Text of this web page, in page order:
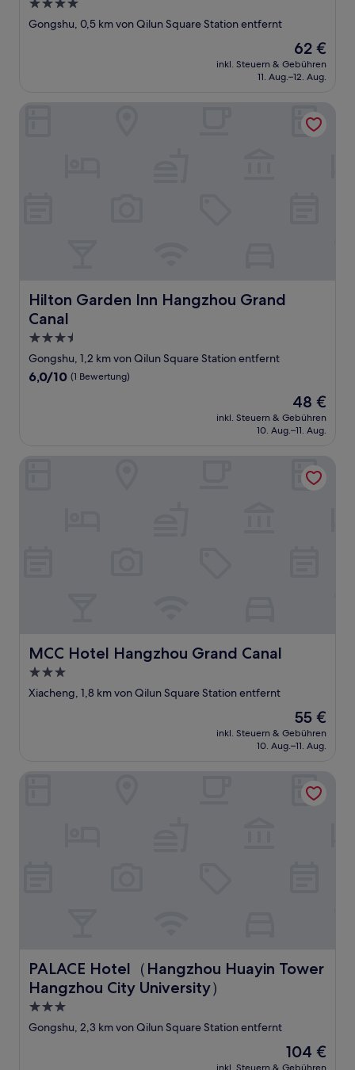
4.0-
Sterne-
Gongshu, 0,5 km von Qilun Square Station entfernt
Der
Preis
beträgt
62 €
inkl. Steuern & Gebühren
11. Aug.–12. Aug.
Hilton Garden Inn Hangzhou Grand
Canal
Hilton Garden Inn Hangzhou Grand Canal
3.5-
Sterne-
Unterkunft
Gongshu, 1,2 km von Qilun Square Station entfernt
6.0
6,0/10 (1 Bewertung)
Der
Preis
beträgt
48 €
inkl. Steuern & Gebühren
10. Aug.–11. Aug.
MCC Hotel Hangzhou Grand Canal
MCC Hotel Hangzhou Grand Canal
3.0-
Sterne-
Xiacheng, 1,8 km von Qilun Square Station entfernt
Der
Preis
beträgt
55 €
inkl. Steuern & Gebühren
10. Aug.–11. Aug.
PALACE Hotel（Hangzhou Huayin Tower
Hangzhou City University）
PALACE Hotel（Hangzhou Huayin Tower Hangzhou
3.0-
Sterne-
Gongshu, 2,3 km von Qilun Square Station entfernt
Der
Preis
104 €
PALACE Hotel（Hangzhou Huayin Tower Hangzhou City